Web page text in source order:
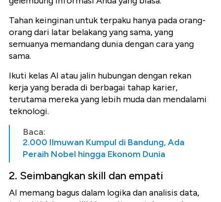
Tahan keinginan untuk terpaku hanya pada orang-
orang dari latar belakang yang sama, yang
semuanya memandang dunia dengan cara yang
sama.
Ikuti kelas AI atau jalin hubungan dengan rekan
kerja yang berada di berbagai tahap karier,
terutama mereka yang lebih muda dan mendalami
teknologi.
Baca:
2.000 Ilmuwan Kumpul di Bandung, Ada
Peraih Nobel hingga Ekonom Dunia
2. Seimbangkan skill dan empati
AI memang bagus dalam logika dan analisis data,